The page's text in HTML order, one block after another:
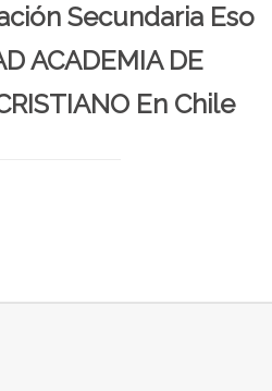
Secundaria Eso
ACADEMIA DE
En Chile